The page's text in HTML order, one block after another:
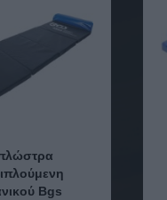
Bgs